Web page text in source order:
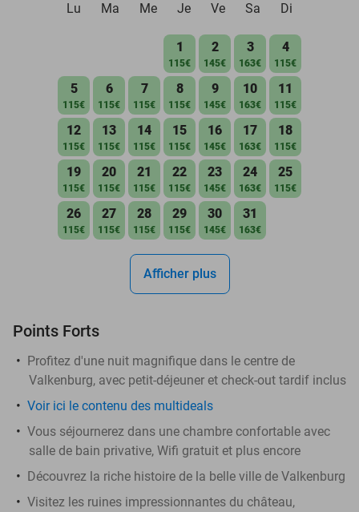
Lu
Ma Me Je Ve Sa Di
1
115€
2
145€
3
163€
4
115€
5
115€
6
115€
7
115€
8
115€
9
145€
10
163€
11
115€
12
115€
13
115€
14
115€
15
115€
16
145€
17
163€
18
115€
19
115€
20
115€
21
115€
22
115€
23
145€
24
163€
25
115€
26
115€
27
115€
28
115€
29
115€
30
145€
31
163€
Afficher plus
Points Forts
Profitez d'une nuit magnifique dans le centre de
Valkenburg, avec petit-déjeuner et check-out tardif inclus
Voir ici le contenu des multideals
Vous séjournerez dans une chambre confortable avec
salle de bain privative, Wifi gratuit et plus encore
Découvrez la riche histoire de la belle ville de Valkenburg
Visitez les ruines impressionnantes du château,